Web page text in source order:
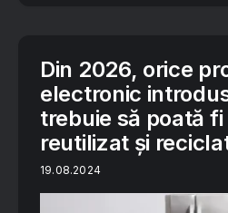
Din 2026, orice
electronic
trebuie să poată
reutilizat și
19.08.2024